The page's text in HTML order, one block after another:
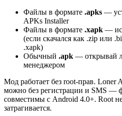
Файлы в формате .apks —
APKs Installer
Файлы в формате .xapk —
(если скачался как .zip или
.xapk)
Обычный .apk — открывай
менеджером
Мод работает без root-прав. Loner
можно без регистрации и SMS —
совместимы с Android 4.0+. Root
затрагивается.